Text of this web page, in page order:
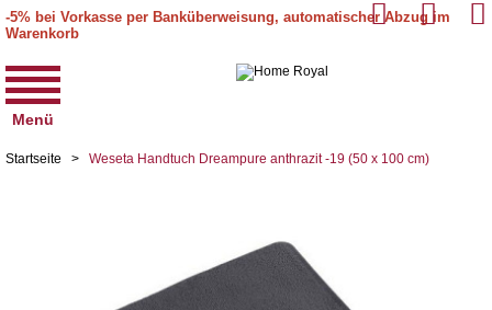
-5% bei Vorkasse per Banküberweisung, automatischer Abzug im
Warenkorb
Menü
Startseite > Weseta Handtuch Dreampure anthrazit -19 (50 x 100 cm)